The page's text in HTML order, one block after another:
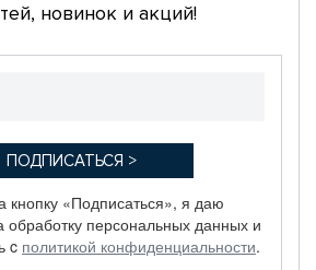
новинок и акций!
кнопку «Подписаться», я даю
обработку персональных данных и
c политикой конфиденциальности.